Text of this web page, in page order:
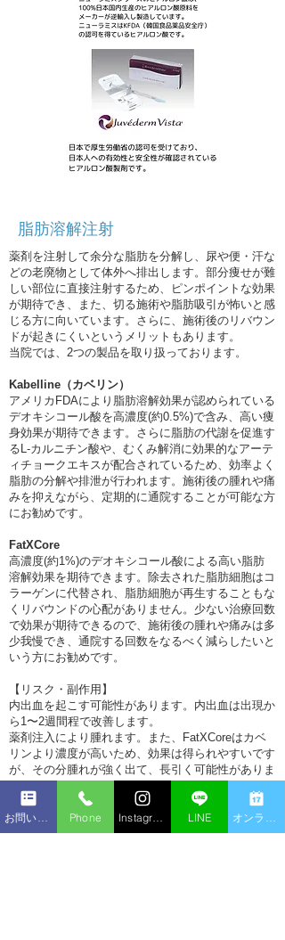
脂肪溶解注射
薬剤を注射して余分な脂肪を分解し、尿や便・汗な
どの老廃物として体外へ排出します。部分痩せが難
しい部位に直接注射するため、ピンポイントな効果
が期待でき、また、切る施術や脂肪吸引が怖いと感
じる方に向いています。さらに、施術後のリバウン
ドが起きにくいというメリットもあります。
当院では、2つの製品を取り扱っております。
Kabelline（カベリン）
アメリカFDAにより脂肪溶解効果が認められている
デオキシコール酸を高濃度(約0.5%)で含み、高い痩
身効果が期待できます。さらに脂肪の代謝を促進す
るL-カルニチン酸や、むくみ解消に効果的なアーテ
ィチョークエキスが配合されているため、効率よく
脂肪の分解や排泄が行われます。施術後の腫れや痛
みを抑えながら、定期的に通院することが可能な方
にお勧めです。
FatXCore
高濃度(約1%)のデオキシコール酸による高い脂肪
溶解効果を期待できます。除去された脂肪細胞はコ
ラーゲンに代替され、脂肪細胞が再生することもな
くリバウンドの心配がありません。少ない治療回数
で効果が期待できるので、施術後の腫れや痛みは多
少我慢でき、通院する回数をなるべく減らしたいと
いう方にお勧めです。
【リスク・副作用】
内出血を起こす可能性があります。内出血は出現か
ら1〜2週間程で改善します。
薬剤注入により腫れます。また、FatXCoreはカベ
リンより濃度が高いため、効果は得られやすいです
が、その分腫れが強く出て、長引く可能性がありま
熱感・痛み・発赤が一時的に出る可能性があります
が、腫れの改善とともに徐々に改善していきます。
注入部位によっては、口の開けにくさを感じる可能
Phone LINE